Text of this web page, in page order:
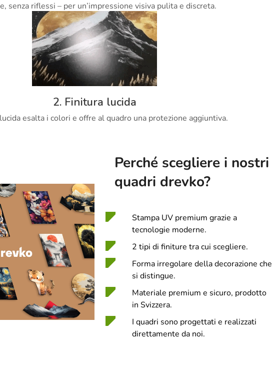
senza riflessi – per un’impressione visiva pulita e discreta.
2. Finitura lucida
esalta i colori e offre al quadro una protezione aggiuntiva.
Perché scegliere i nostri
quadri drevko?
Stampa UV premium grazie a
tecnologie moderne.
2 tipi di finiture tra cui scegliere.
Forma irregolare della decorazione che
si distingue.
Materiale premium e sicuro, prodotto
in Svizzera.
I quadri sono progettati e realizzati
direttamente da noi.